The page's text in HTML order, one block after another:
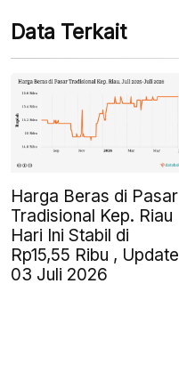
Data Terkait
Harga Beras di Pasar
Tradisional Kep. Riau
Hari Ini Stabil di
Rp15,55 Ribu , Update
03 Juli 2026